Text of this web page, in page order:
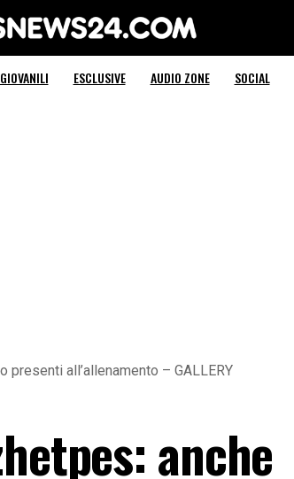
News 24
GIOVANILI ESCLUSIVE AUDIO ZONE SOCIAL
presenti all’allenamento – GALLERY
anche